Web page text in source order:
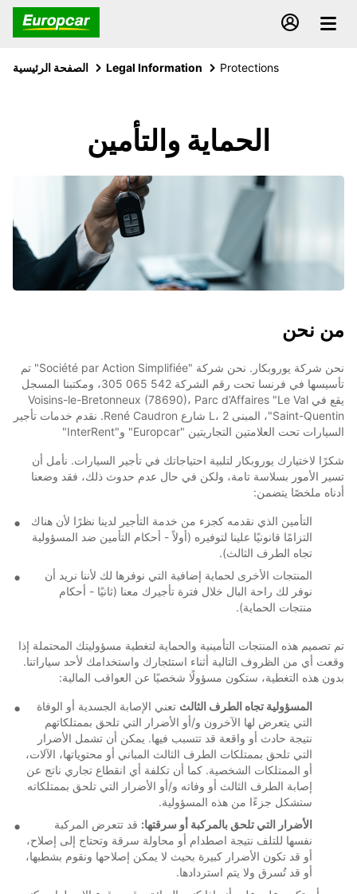
الصفحة الرئيسية Legal Information Protections
الحماية والتأمين
من نحن
نحن شركة يوروبكار. نحن شركة "Société par Action Simplifiée" تم
تأسيسها في فرنسا تحت رقم الشركة 542 065 305، ومكتبنا المسجل
يقع في Voisins-le-Bretonneux (78690)، Parc d’Affaires "Le Val
Saint-Quentin"، المبنى L، 2 شارع René Caudron. نقدم خدمات تأجير
السيارات تحت العلامتين التجاريتين "Europcar" و"InterRent"
شكرًا لاختيارك يوروبكار لتلبية احتياجاتك في تأجير السيارات. نأمل أن
تسير الأمور بسلاسة تامة، ولكن في حال عدم حدوث ذلك، فقد وضعنا
أدناه ملخصًا يتضمن:
التأمين الذي نقدمه كجزء من خدمة التأجير لدينا نظرًا لأن هناك
التزامًا قانونيًا علينا لتوفيره (أولاً - أحكام التأمين ضد المسؤولية
تجاه الطرف الثالث).
المنتجات الأخرى لحماية إضافية التي نوفرها لك لأننا نريد أن
نوفر لك راحة البال خلال فترة تأجيرك معنا (ثانيًا - أحكام
منتجات الحماية).
تم تصميم هذه المنتجات التأمينية والحماية لتغطية مسؤوليتك المحتملة إذا
وقعت أي من الظروف التالية أثناء استئجارك واستخدامك لأحد سياراتنا.
بدون هذه التغطية، ستكون مسؤولًا شخصيًا عن العواقب المالية:
المسؤولية تجاه الطرف الثالث تعني الإصابة الجسدية أو الوفاة
التي يتعرض لها الآخرون و/أو الأضرار التي تلحق بممتلكاتهم
نتيجة حادث أو واقعة قد تتسبب فيها. يمكن أن تشمل الأضرار
التي تلحق بممتلكات الطرف الثالث المباني أو محتوياتها، الآلات،
أو الممتلكات الشخصية. كما أن تكلفة أي انقطاع تجاري ناتج عن
إصابة الطرف الثالث أو وفاته و/أو الأضرار التي تلحق بممتلكاته
ستشكل جزءًا من هذه المسؤولية.
الأضرار التي تلحق بالمركبة أو سرقتها: قد تتعرض المركبة
نفسها للتلف نتيجة اصطدام أو محاولة سرقة وتحتاج إلى إصلاح،
أو قد تكون الأضرار كبيرة بحيث لا يمكن إصلاحها ونقوم بشطبها،
أو قد تُسرق ولا يتم استردادها.